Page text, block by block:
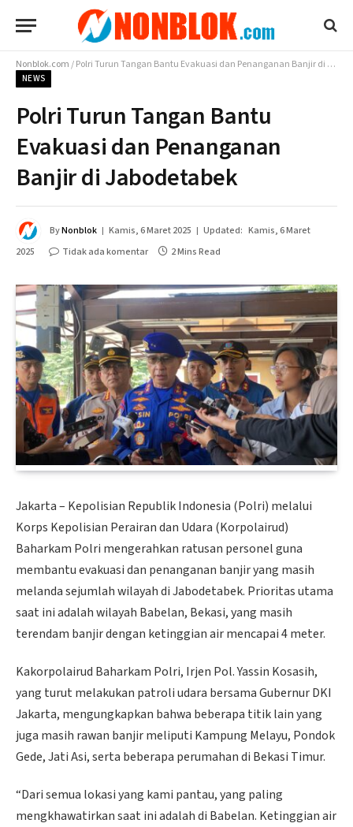
Nonblok.com/Polri Turun Tangan Bantu Evakuasi dan Penanganan Banjir di Jabodetabek
NEWS
Polri Turun Tangan Bantu
Evakuasi dan Penanganan
Banjir di Jabodetabek
ByNonblok Kamis, 6 Maret 2025 Updated: Kamis, 6 Maret
2025
Tidak ada komentar 2 Mins Read
Jakarta – Kepolisian Republik Indonesia (Polri) melalui
Korps Kepolisian Perairan dan Udara (Korpolairud)
Baharkam Polri mengerahkan ratusan personel guna
membantu evakuasi dan penanganan banjir yang masih
melanda sejumlah wilayah di Jabodetabek. Prioritas utama
saat ini adalah wilayah Babelan, Bekasi, yang masih
terendam banjir dengan ketinggian air mencapai 4 meter.
Kakorpolairud Baharkam Polri, Irjen Pol. Yassin Kosasih,
yang turut melakukan patroli udara bersama Gubernur DKI
Jakarta, mengungkapkan bahwa beberapa titik lain yang
juga masih rawan banjir meliputi Kampung Melayu, Pondok
Gede, Jati Asi, serta beberapa perumahan di Bekasi Timur.
“Dari semua lokasi yang kami pantau, yang paling
mengkhawatirkan saat ini adalah di Babelan. Ketinggian air